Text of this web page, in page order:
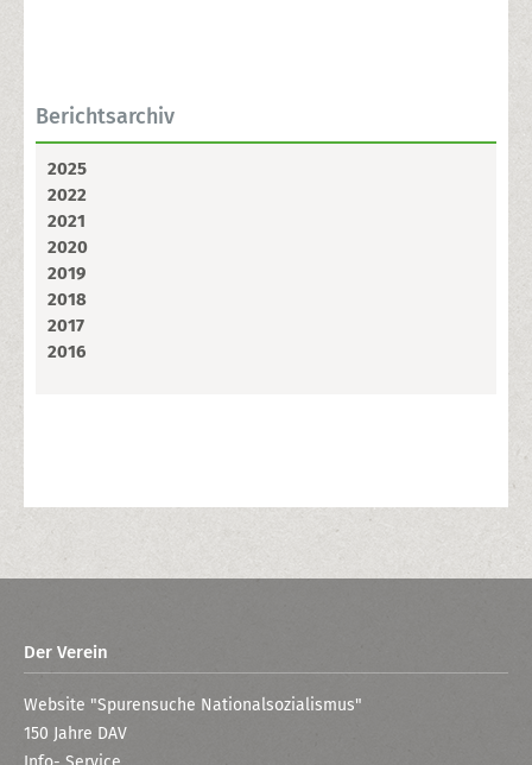
Berichtsarchiv
2025
2022
2021
2020
2019
2018
2017
2016
Der Verein
Website "Spurensuche Nationalsozialismus"
150 Jahre DAV